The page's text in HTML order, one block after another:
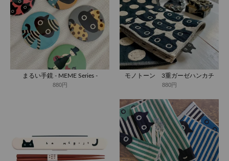
まるい手鏡 - MEME Series -
880円
モノトーン 3重ガーゼハンカチ
880円